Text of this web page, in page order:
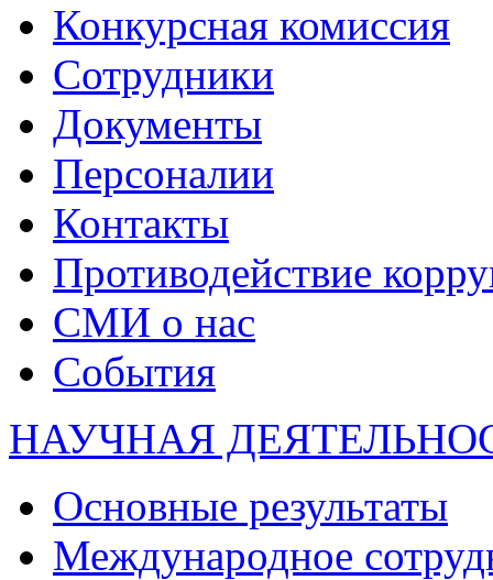
Конкурсная комиссия
Сотрудники
Документы
Персоналии
Контакты
Противодействие
СМИ о нас
События
НАУЧНАЯ
Основные результаты
Международное